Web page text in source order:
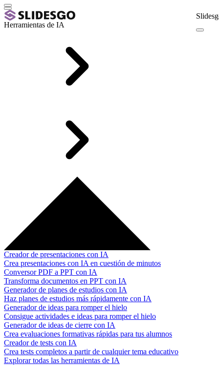
Herramientas de IA
Creador de presentaciones con IA
Crea presentaciones con IA en cuestión de minutos
Conversor PDF a PPT con IA
Transforma documentos en PPT con IA
Generador de planes de estudios con IA
Haz planes de estudios más rápidamente con IA
Generador de ideas para romper el hielo
Consigue actividades e ideas para romper el hielo
Generador de ideas de cierre con IA
Crea evaluaciones formativas rápidas para tus alumnos
Creador de tests con IA
Crea tests completos a partir de cualquier tema educativo
Explorar todas las herramientas de IA